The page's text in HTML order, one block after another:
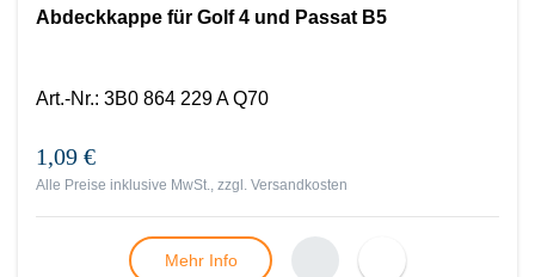
Abdeckkappe für Golf 4 und Passat B5
Art.-Nr.: 3B0 864 229 A Q70
1,09 €
Alle Preise inklusive MwSt., zzgl. Versandkosten
Mehr Info